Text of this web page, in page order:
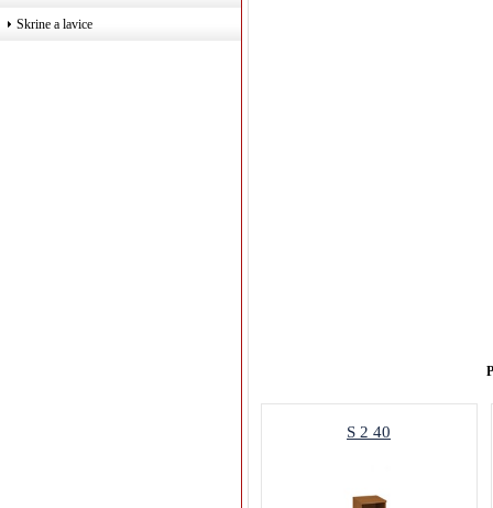
Skrine a lavice
S 2 40